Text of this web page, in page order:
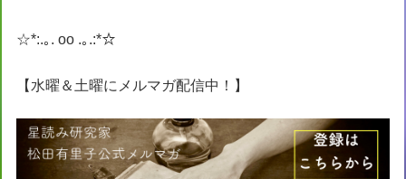
☆*:.｡. oo .｡.:*☆
【水曜＆土曜にメルマガ配信中！】